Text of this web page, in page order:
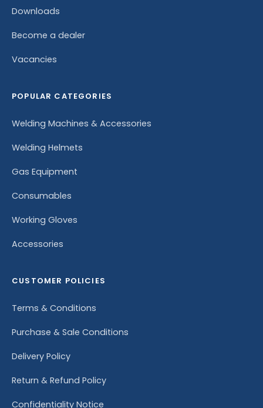
Downloads
Become a dealer
Vacancies
POPULAR CATEGORIES
Welding Machines & Accessories
Welding Helmets
Gas Equipment
Consumables
Working Gloves
Accessories
CUSTOMER POLICIES
Terms & Conditions
Purchase & Sale Conditions
Delivery Policy
Return & Refund Policy
Confidentiality Notice